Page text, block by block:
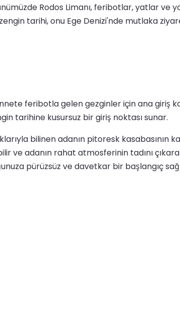
Rodos Limanı, feribotlar, yatlar
tarihi, onu Ege Denizi'nde mutlaka
feribotla gelen gezginler için ana giriş
tarihine kusursuz bir giriş noktası sunar.
bilinen adanın pitoresk kasabasının
ve adanın rahat atmosferinin tadını
pürüzsüz ve davetkar bir başlangıç